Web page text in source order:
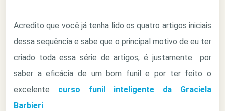
Acredito que você já tenha lido os quatro artigos iniciais
dessa sequência e sabe que o principal motivo de eu ter
criado toda essa série de artigos, é justamente por
saber a eficácia de um bom funil e por ter feito o
excelente curso funil inteligente da Graciela
Barbieri.